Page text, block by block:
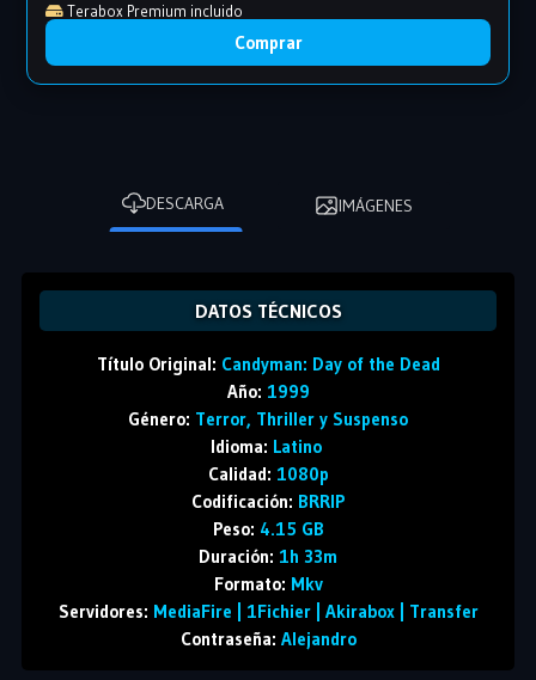
Terabox Premium incluido
Comprar
DESCARGA IMÁGENES
DATOS TÉCNICOS
Título Original: Candyman: Day of the Dead
Año: 1999
Género: Terror, Thriller y Suspenso
Idioma: Latino
Calidad: 1080p
Codificación: BRRIP
Peso: 4.15 GB
Duración: 1h 33m
Formato: Mkv
Servidores: MediaFire | 1Fichier | Akirabox | Transfer
Contraseña: Alejandro